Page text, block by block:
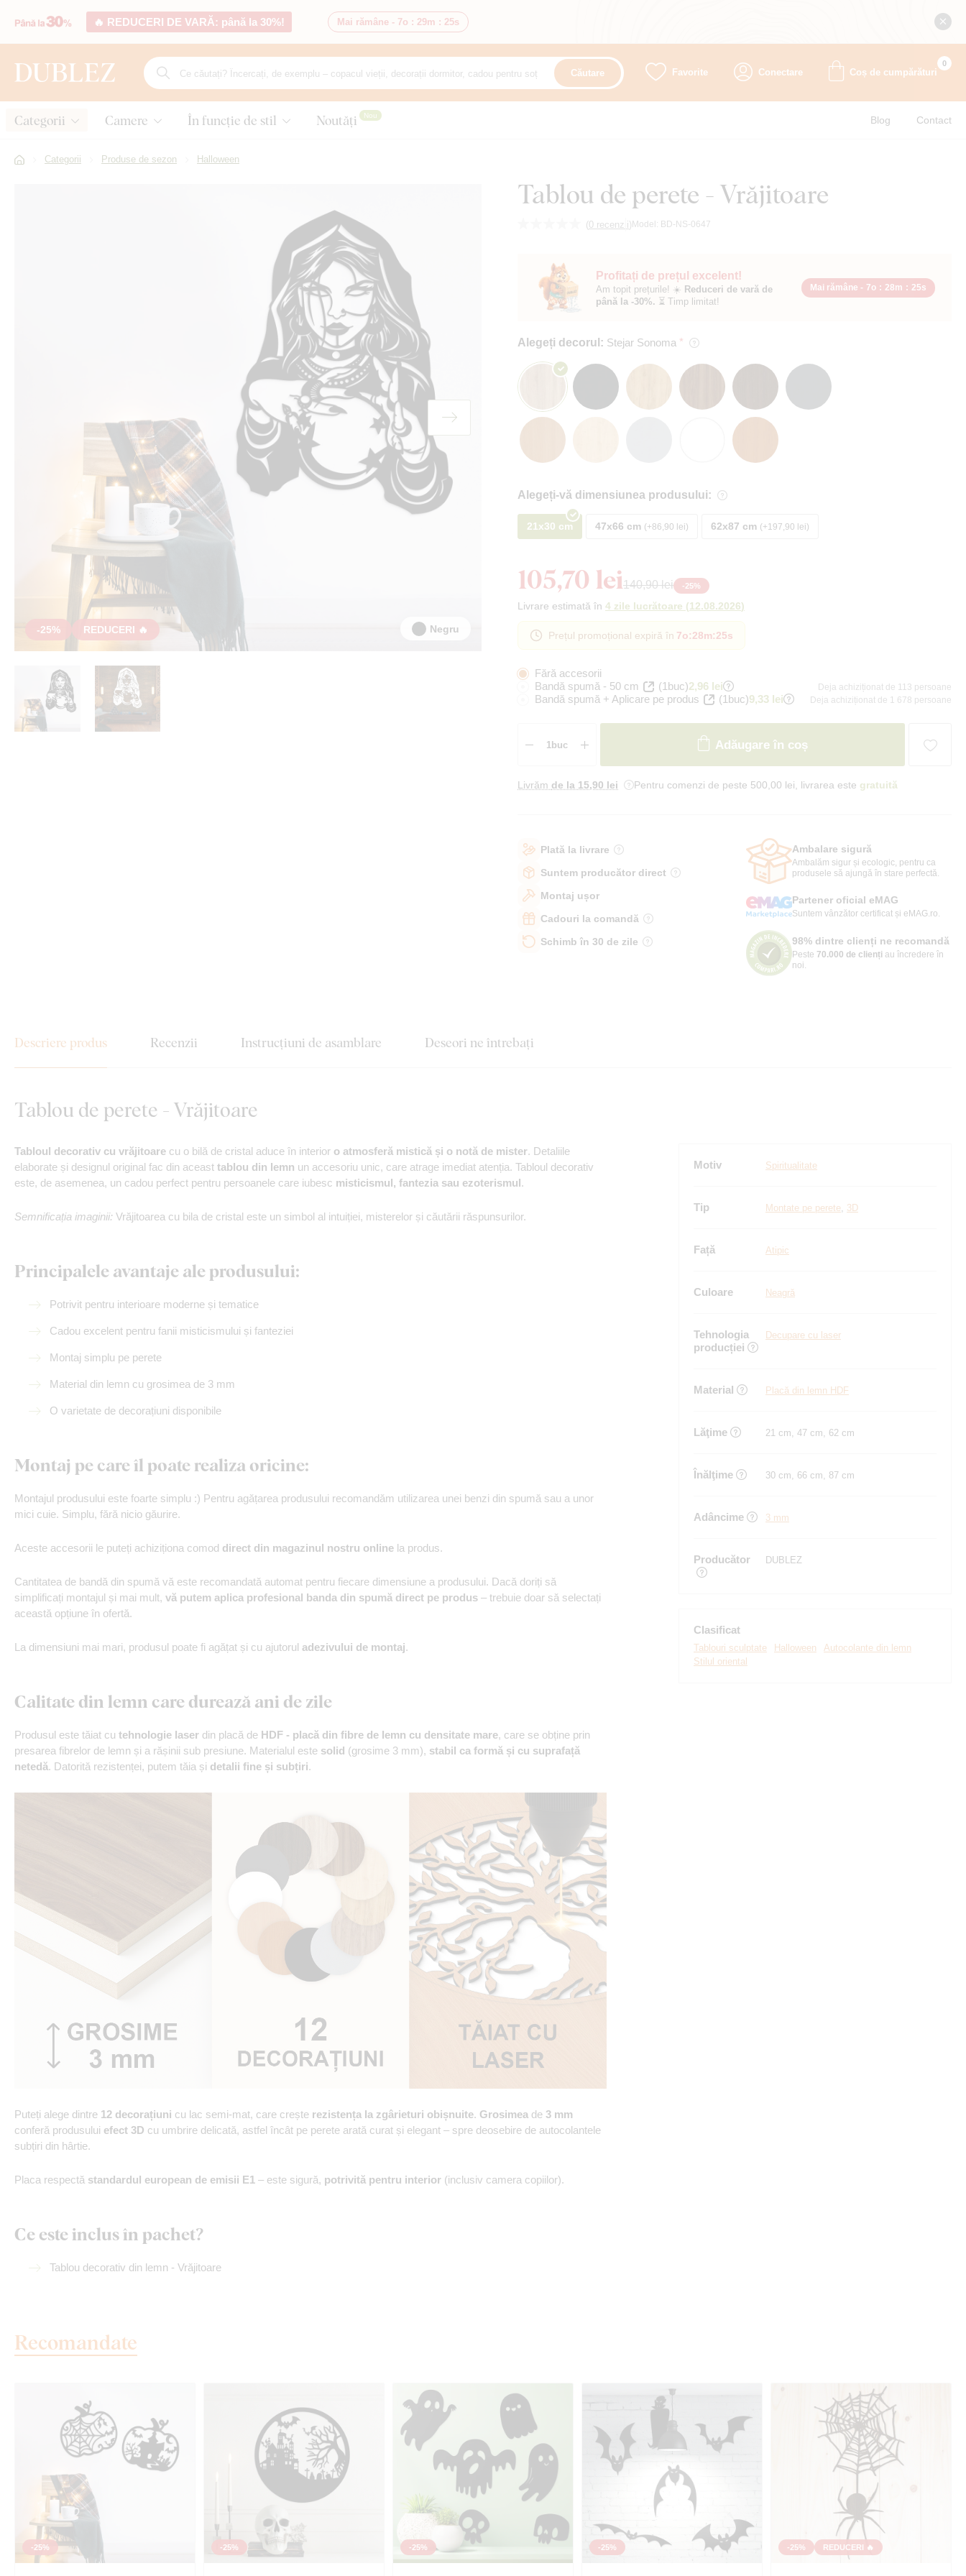
🔥 REDUCERI DE VARĂ: până la 30%! Mai rămâne - 7o : 29m : 24s
Căutare Favorite Conectare Coș de cumpărături
0
Categorii Camere În funcție de stil Noutăți Nou Blog Contact
Categorii Produse de sezon Halloween
Tablou de perete - Vrăjitoare
(0 recenzii) Model: BD-NS-0647
-25% REDUCERI 🔥 Negru
Profitați de prețul excelent!
Am topit prețurile! ☀️ Reduceri de vară de
până la -30%. ⏳ Timp limitat!
Mai rămâne - 7o : 28m : 24s
Alegeți decorul: Stejar Sonoma
Alegeți-vă dimensiunea produsului:
21x30 cm 47x66 cm +86,90 lei 62x87 cm +197,90 lei
105,70 lei140,90 lei -25%
Livrare estimată în 4 zile lucrătoare (12.08.2026)
Prețul promoțional expiră în 7o:28m:24s
Fără accesorii
Bandă spumă - 50 cm
(1buc)2,96 lei Deja achiziționat de 113 persoane
Bandă spumă + Aplicare pe produs (1buc)9,33 lei Deja achiziționat de 1 678 persoane
Adăugare în coș
Livrăm de la 15,90 lei Pentru comenzi de peste 500,00 lei, livrarea este gratuită
Plată la livrare
Suntem producător direct
Montaj ușor
Cadouri la comandă
Schimb în 30 de zile
Ambalare sigură
Ambalăm sigur și ecologic, pentru ca
produsele să ajungă în stare perfectă.
Partener oficial eMAG
Suntem vânzător certificat și eMAG.ro.
98% dintre clienți ne recomandă
Peste 70.000 de clienți au încredere în
noi.
Descriere produs Recenzii Instrucțiuni de asamblare Deseori ne întrebați
Tablou de perete - Vrăjitoare
Tabloul decorativ cu vrăjitoare cu o bilă de cristal aduce în interior o atmosferă mistică și o notă de mister. Detaliile
elaborate și designul original fac din aceast tablou din lemn un accesoriu unic, care atrage imediat atenția. Tabloul decorativ
este, de asemenea, un cadou perfect pentru persoanele care iubesc misticismul, fantezia sau ezoterismul.
Semnificația imaginii: Vrăjitoarea cu bila de cristal este un simbol al intuiției, misterelor și căutării răspunsurilor.
Principalele avantaje ale produsului:
Potrivit pentru interioare moderne și tematice
Cadou excelent pentru fanii misticismului și fanteziei
Montaj simplu pe perete
Material din lemn cu grosimea de 3 mm
O varietate de decorațiuni disponibile
Montaj pe care îl poate realiza oricine:
Montajul produsului este foarte simplu :) Pentru agățarea produsului recomandăm utilizarea unei benzi din spumă sau a unor
mici cuie. Simplu, fără nicio găurire.
Aceste accesorii le puteți achiziționa comod direct din magazinul nostru online la produs.
Cantitatea de bandă din spumă vă este recomandată automat pentru fiecare dimensiune a produsului. Dacă doriți să
simplificați montajul și mai mult, vă putem aplica profesional banda din spumă direct pe produs – trebuie doar să selectați
această opțiune în ofertă.
La dimensiuni mai mari, produsul poate fi agățat și cu ajutorul adezivului de montaj.
Calitate din lemn care durează ani de zile
Produsul este tăiat cu tehnologie laser din placă de HDF - placă din fibre de lemn cu densitate mare, care se obține prin
presarea fibrelor de lemn și a rășinii sub presiune. Materialul este solid (grosime 3 mm), stabil ca formă și cu suprafață
netedă. Datorită rezistenței, putem tăia și detalii fine și subțiri.
Puteți alege dintre 12 decorațiuni cu lac semi-mat, care crește rezistența la zgârieturi obișnuite. Grosimea de 3 mm
conferă produsului efect 3D cu umbrire delicată, astfel încât pe perete arată curat și elegant – spre deosebire de autocolantele
subțiri din hârtie.
Placa respectă standardul european de emisii E1 – este sigură, potrivită pentru interior (inclusiv camera copiilor).
Ce este inclus în pachet?
Tablou decorativ din lemn - Vrăjitoare
Motiv Spiritualitate
Tip Montate pe perete, 3D
Față Atipic
Culoare Neagră
Tehnologia
producției
Decupare cu laser
Material Placă din lemn HDF
Lăţime 21 cm, 47 cm, 62 cm
Înălţime 30 cm, 66 cm, 87 cm
Adâncime 3 mm
Producător DUBLEZ
Clasificat
Tablouri sculptate Halloween
Autocolante din lemn
Stilul oriental
Recomandate
-25% -25% -25% -25% -25% REDUCERI 🔥